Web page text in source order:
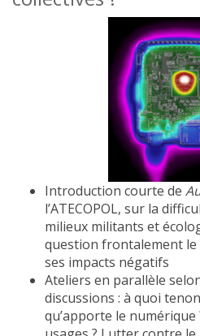
Introduction courte de
l’ATECOPOL, sur la
milieux militants et
question frontalement
ses impacts négatifs
Ateliers en parallèle
discussions : à quoi
qu’apporte le